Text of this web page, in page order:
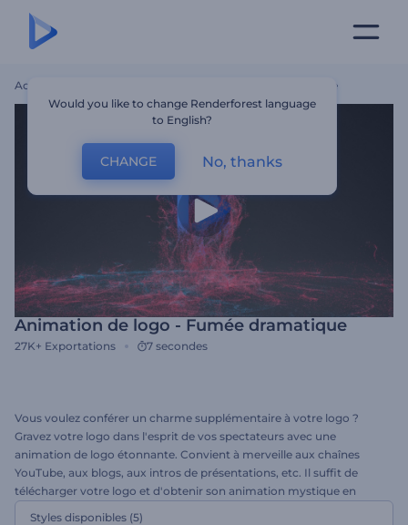
Accueil Animation De Logo - Fumée Dramatique
Animation de logo - Fumée dramatique
27K+ Exportations 7 secondes
Vous voulez conférer un charme supplémentaire à votre logo ?
Gravez votre logo dans l'esprit de vos spectateurs avec une
animation de logo étonnante. Convient à merveille aux chaînes
YouTube, aux blogs, aux intros de présentations, etc. Il suffit de
télécharger votre logo et d'obtenir son animation mystique en
Styles disponibles (5)
Would you like to change Renderforest language
to English?
CHANGE No, thanks